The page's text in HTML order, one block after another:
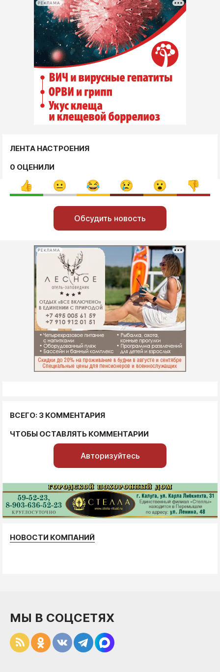
РЕКЛАМА
ЛЕНТА НАСТРОЕНИЯ
0 ОЦЕНИЛИ
Обсудить новость
РЕКЛАМА
ВСЕГО: 3 КОММЕНТАРИЯ
ЧТОБЫ ОСТАВЛЯТЬ КОММЕНТАРИИ
Авторизуйтесь
НОВОСТИ КОМПАНИЙ
МЫ В СОЦСЕТЯХ